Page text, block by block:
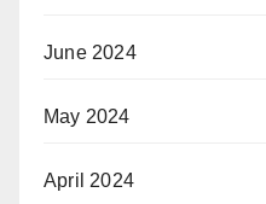
June 2024
May 2024
April 2024